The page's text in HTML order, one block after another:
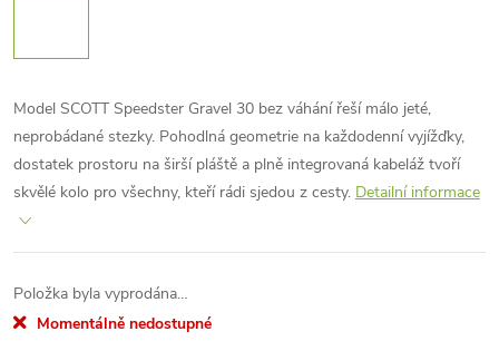
Model SCOTT Speedster Gravel 30 bez váhání řeší málo jeté,
neprobádané stezky. Pohodlná geometrie na každodenní vyjížďky,
dostatek prostoru na širší pláště a plně integrovaná kabeláž tvoří
skvělé kolo pro všechny, kteří rádi sjedou z cesty. Detailní informace
Položka byla vyprodána…
Momentálně nedostupné